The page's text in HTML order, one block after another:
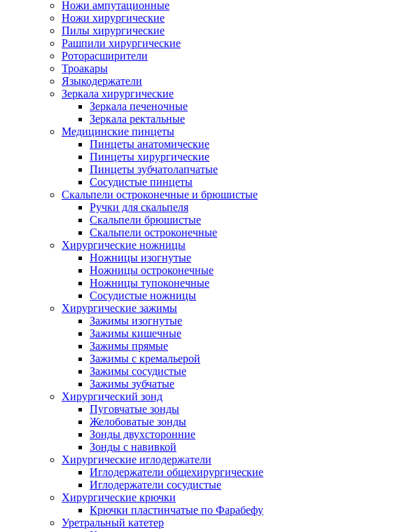
Ножи ампутационные
Ножи хирургические
Пилы хирургические
Рашпили хирургические
Роторасширители
Троакары
Языкодержатели
Зеркала хирургические
Зеркала печеночные
Зеркала ректальные
Медицинские пинцеты
Пинцеты анатомические
Пинцеты хирургические
Пинцеты зубчатолапчатые
Сосудистые пинцеты
Скальпели остроконечные и брюшистые
Ручки для скальпеля
Скальпели брюшистые
Скальпели остроконечные
Хирургические ножницы
Ножницы изогнутые
Ножницы остроконечные
Ножницы тупоконечные
Сосудистые ножницы
Хирургические зажимы
Зажимы изогнутые
Зажимы кишечные
Зажимы прямые
Зажимы с кремальерой
Зажимы сосудистые
Зажимы зубчатые
Хирургический зонд
Пуговчатые зонды
Желобоватые зонды
Зонды двухсторонние
Зонды с навивкой
Хирургические иглодержатели
Иглодержатели общехирургические
Иглодержатели сосудистые
Хирургические крючки
Крючки пластинчатые по Фарабефу
Уретральный катетер